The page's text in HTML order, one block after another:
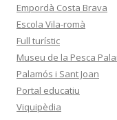
Empordà Costa Brava
Escola Vila-romà
Full turístic
Museu de la Pesca
Palamós i Sant Joan
Portal educatiu
Viquipèdia